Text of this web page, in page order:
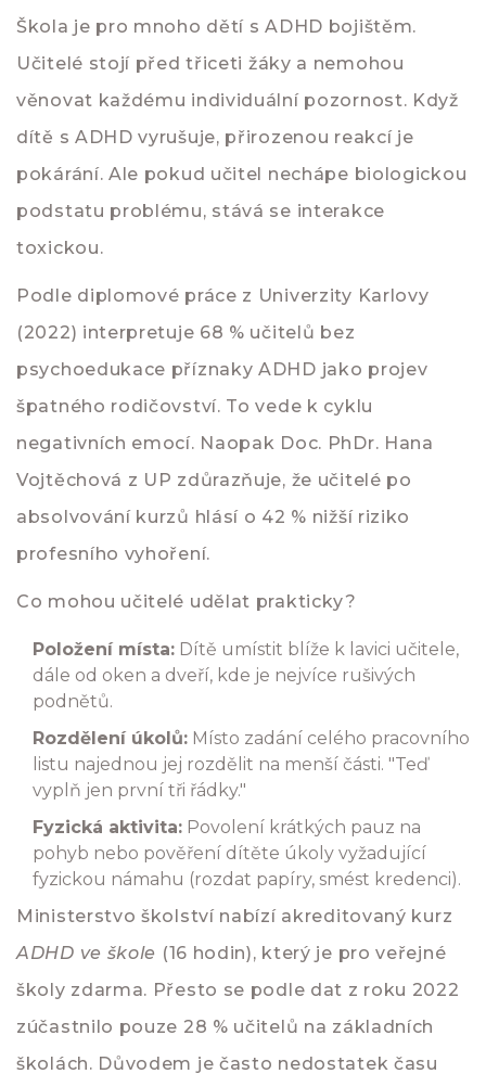
Škola je pro mnoho dětí s ADHD bojištěm.
Učitelé stojí před třiceti žáky a nemohou
věnovat každému individuální pozornost. Když
dítě s ADHD vyrušuje, přirozenou reakcí je
pokárání. Ale pokud učitel nechápe biologickou
podstatu problému, stává se interakce
toxickou.
Podle diplomové práce z Univerzity Karlovy
(2022) interpretuje 68 % učitelů bez
psychoedukace příznaky ADHD jako projev
špatného rodičovství. To vede k cyklu
negativních emocí. Naopak Doc. PhDr. Hana
Vojtěchová z UP zdůrazňuje, že učitelé po
absolvování kurzů hlásí o 42 % nižší riziko
profesního vyhoření.
Co mohou učitelé udělat prakticky?
Položení místa: Dítě umístit blíže k lavici učitele,
dále od oken a dveří, kde je nejvíce rušivých
podnětů.
Rozdělení úkolů: Místo zadání celého pracovního
listu najednou jej rozdělit na menší části. "Teď
vyplň jen první tři řádky."
Fyzická aktivita: Povolení krátkých pauz na
pohyb nebo pověření dítěte úkoly vyžadující
fyzickou námahu (rozdat papíry, smést kredenci).
Ministerstvo školství nabízí akreditovaný kurz
ADHD ve škole (16 hodin), který je pro veřejné
školy zdarma. Přesto se podle dat z roku 2022
zúčastnilo pouze 28 % učitelů na základních
školách. Důvodem je často nedostatek času